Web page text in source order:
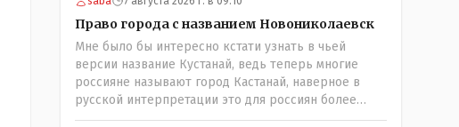
скрываешься? Почему сбросил?"
Право города с названием Новониколаевск
Мне было бы интересно кстати узнать в чьей
версии название Кустанай, ведь теперь многие
россияне называют город Кастанай, наверное в
русской интерпретации это для россиян более
удобно? Просто в чисто познавательных целях